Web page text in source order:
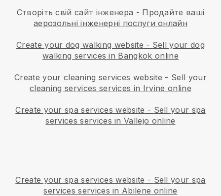
Створіть свій сайт інженера - Продайте ваші
аерозольні інженерні послуги онлайн
Create your dog walking website - Sell your dog
walking services in Bangkok online
Create your cleaning services website - Sell your
cleaning services services in Irvine online
Create your spa services website - Sell your spa
services services in Vallejo online
Create your spa services website - Sell your spa
services services in Abilene online